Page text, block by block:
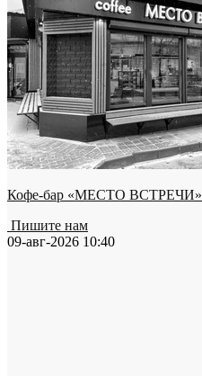
Кофе-бар «МЕСТО ВСТРЕЧИ»
Пишите нам
09-авг-2026 10:40